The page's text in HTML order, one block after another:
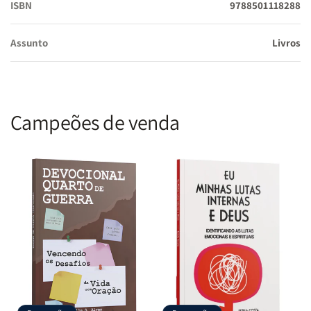
ISBN 9788501118288
Assunto Livros
Campeões de venda